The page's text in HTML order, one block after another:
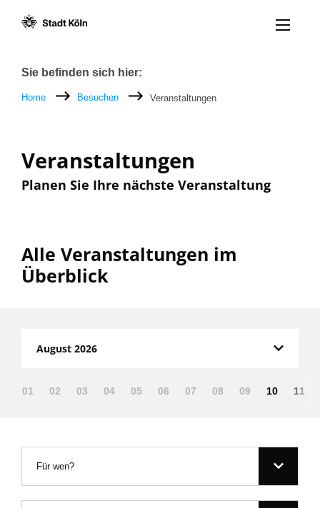
Menü
Breadcrumb
Sie befinden sich hier:
Home Besuchen Veranstaltungen
Veranstaltungen
Planen Sie Ihre nächste Veranstaltung
Alle Veranstaltungen im
Überblick
August 2026
01 02 03 04 05 06 07 08 09 10 11
Für wen?